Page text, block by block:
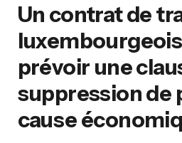
Un contrat de
prévoir une
suppression de
cause